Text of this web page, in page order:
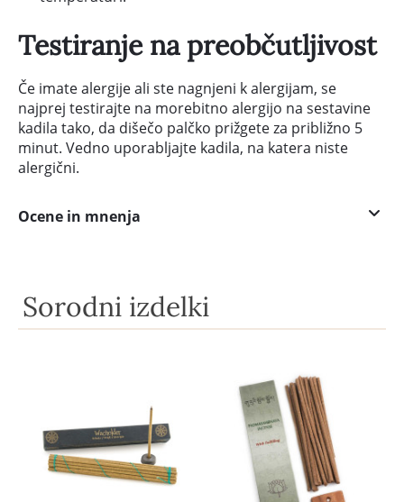
Testiranje na preobčutljivost
Če imate alergije ali ste nagnjeni k alergijam, se
najprej testirajte na morebitno alergijo na sestavine
kadila tako, da dišečo palčko prižgete za približno 5
minut. Vedno uporabljajte kadila, na katera niste
alergični.
Ocene in mnenja
Sorodni izdelki